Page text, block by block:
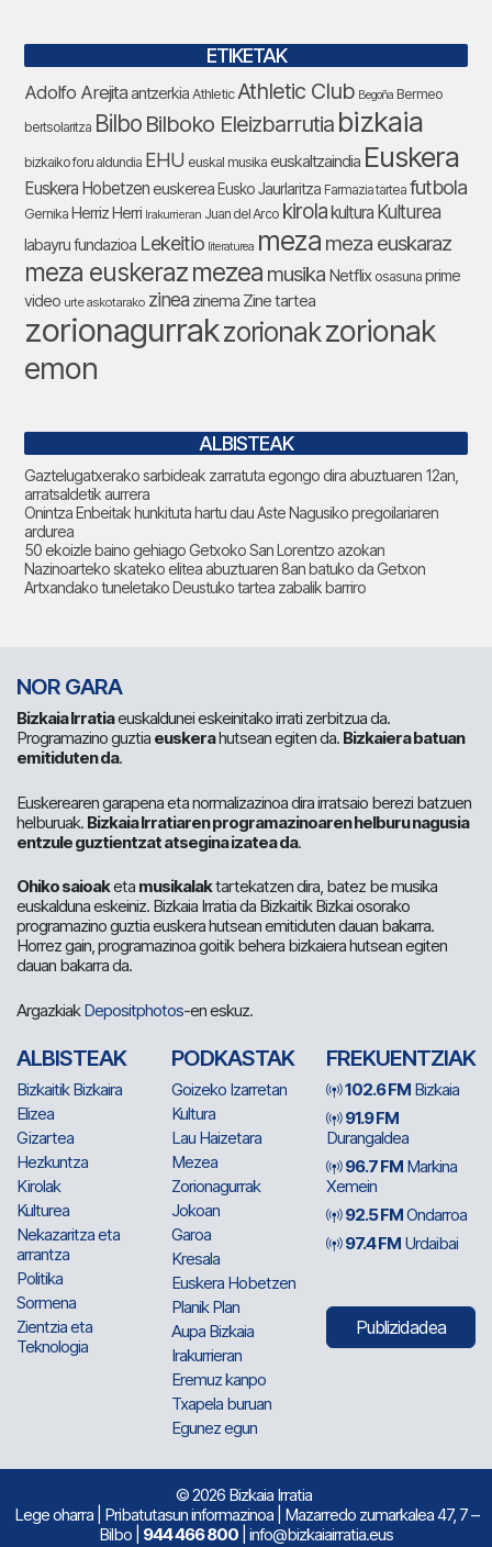
ETIKETAK
Adolfo Arejitaantzerkia Athletic Athletic Club Begoña Bermeo
bertsolaritza Bilbo Bilboko Eleizbarrutia bizkaia
bizkaiko foru aldundia EHU euskal musika euskaltzaindia Euskera
Euskera Hobetzeneuskerea Eusko Jaurlaritza Farmazia tartea futbola
Gernika Herriz Herri Irakurrieran Juan del Arco kirolakultura Kulturea
labayru fundazioa Lekeitio literaturea meza meza euskaraz
meza euskerazmezea musika Netflix osasuna prime
video urte askotarako zinea zinema Zine tartea
zorionagurrakzorionakzorionak
emon
ALBISTEAK
Gaztelugatxerako sarbideak zarratuta egongo dira abuztuaren 12an,
arratsaldetik aurrera
Onintza Enbeitak hunkituta hartu dau Aste Nagusiko pregoilariaren
ardurea
50 ekoizle baino gehiago Getxoko San Lorentzo azokan
Nazinoarteko skateko elitea abuztuaren 8an batuko da Getxon
Artxandako tuneletako Deustuko tartea zabalik barriro
NOR GARA
Bizkaia Irratiaeuskaldunei eskeinitako irrati zerbitzua da.
Programazino guztia euskerahutsean egiten da. Bizkaiera batuan
emitiduten da.
Euskerearen garapena eta normalizazinoa dira irratsaio berezi batzuen
helburuak. Bizkaia Irratiaren programazinoaren helburu nagusia
entzule guztientzat atsegina izatea da.
Ohiko saioaketa musikalaktartekatzen dira, batez be musika
euskalduna eskeiniz. Bizkaia Irratia da Bizkaitik Bizkai osorako
programazino guztia euskera hutsean emitiduten dauan bakarra.
Horrez gain, programazinoa goitik behera bizkaiera hutsean egiten
dauan bakarra da.
ArgazkiakDepositphotos-en eskuz.
ALBISTEAK
Bizkaitik Bizkaira
Elizea
Gizartea
Hezkuntza
Kirolak
Kulturea
Nekazaritza eta
arrantza
Politika
Sormena
Zientzia eta
Teknologia
PODKASTAK
Goizeko Izarretan
Kultura
Lau Haizetara
Mezea
Zorionagurrak
Jokoan
Garoa
Kresala
Euskera Hobetzen
Planik Plan
Aupa Bizkaia
Irakurrieran
Eremuz kanpo
Txapela buruan
Egunez egun
FREKUENTZIAK
102.6 FM Bizkaia
91.9 FM
Durangaldea
96.7 FM Markina
Xemein
92.5 FMOndarroa
97.4 FM Urdaibai
Publizidadea
© 2026 Bizkaia Irratia
Lege oharra| Pribatutasun informazinoa| Mazarredo zumarkalea 47, 7 –
Bilbo | 944 466 800 | info@bizkaiairratia.eus